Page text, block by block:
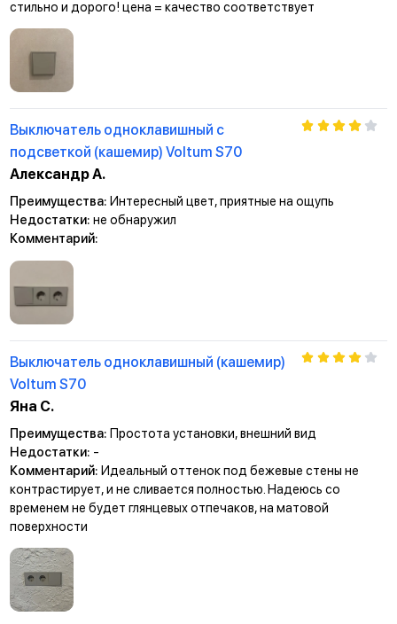
стильно и дорого! цена = качество соответствует
Выключатель одноклавишный с
подсветкой (кашемир) Voltum S70
Александр А.
Преимущества: Интересный цвет, приятные на ощупь
Недостатки: не обнаружил
Комментарий:
Выключатель одноклавишный (кашемир)
Voltum S70
Яна С.
Преимущества: Простота установки, внешний вид
Недостатки: -
Комментарий: Идеальный оттенок под бежевые стены не
контрастирует, и не сливается полностью. Надеюсь со
временем не будет глянцевых отпечаков, на матовой
поверхности